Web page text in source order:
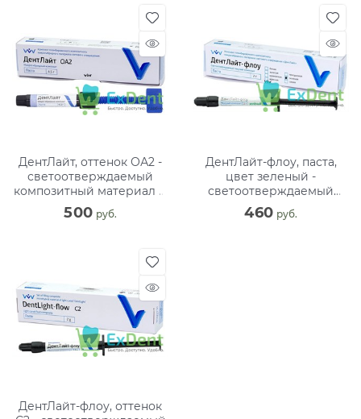
ДентЛайт, оттенок ОА2 -
светоотверждаемый
композитный материал (1
х 4,5 г)
500 руб.
ДентЛайт-флоу, паста,
цвет зеленый -
светоотверждаемый
композитный материал (1
х 2 г)
460 руб.
ДентЛайт-флоу, оттенок